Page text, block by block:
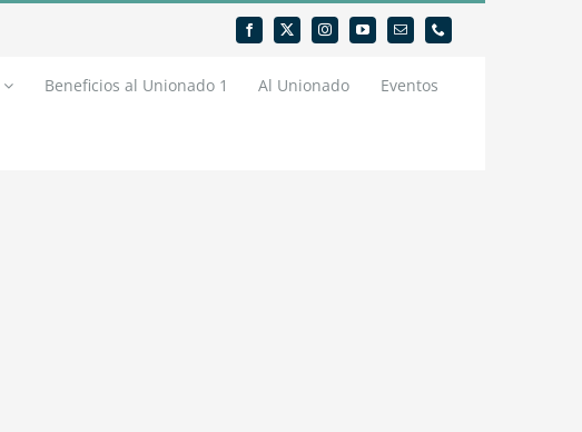
Beneficios al Unionado 1 Al Unionado Eventos